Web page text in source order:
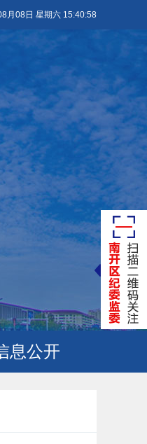
月08日 星期六 15:40:59
息公开